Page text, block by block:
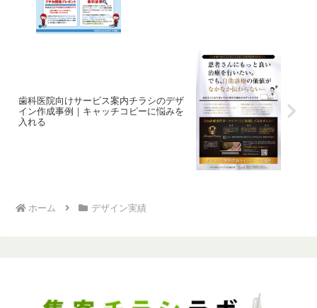
歯科医院向けサービス案内チラシのデザ
イン作成事例｜キャッチコピーに悩みを
入れる
ホーム デザイン実績